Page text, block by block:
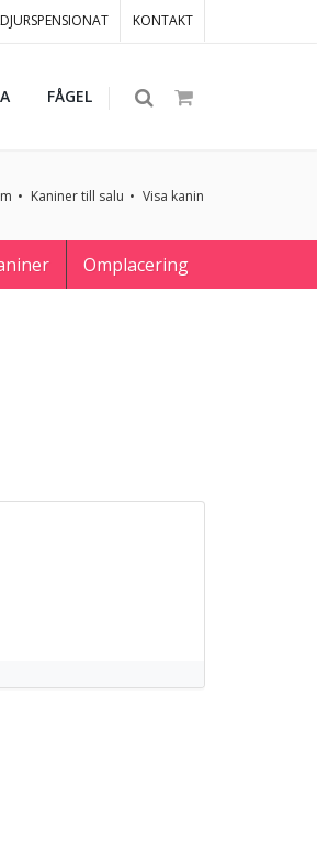
KONTAKT
FÅGEL
Kaniner till salu Visa kanin
Omplacering